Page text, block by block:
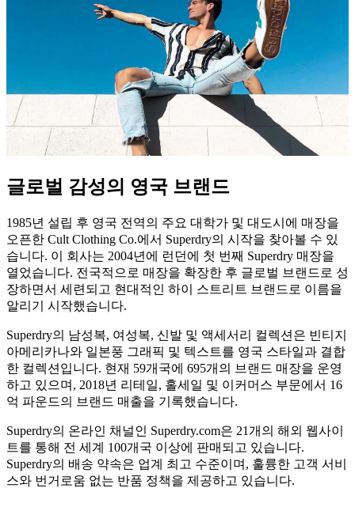
글로벌 감성의 영국 브랜드
1985년 설립 후 영국 전역의 주요 대학가 및 대도시에 매장을
오픈한 Cult Clothing Co.에서 Superdry의 시작을 찾아볼 수 있
습니다. 이 회사는 2004년에 런던에 첫 번째 Superdry 매장을
열었습니다. 전국적으로 매장을 확장한 후 글로벌 브랜드로 성
장하면서 세련되고 현대적인 하이 스트리트 브랜드로 이름을
알리기 시작했습니다.
Superdry의 남성복, 여성복, 신발 및 액세서리 컬렉션은 빈티지
아메리카나와 일본풍 그래픽 및 텍스트를 영국 스타일과 결합
한 컬렉션입니다. 현재 59개국에 695개의 브랜드 매장을 운영
하고 있으며, 2018년 리테일, 홀세일 및 이커머스 부문에서 16
억 파운드의 브랜드 매출을 기록했습니다.
Superdry의 온라인 채널인 Superdry.com은 21개의 해외 웹사이
트를 통해 전 세계 100개국 이상에 판매되고 있습니다.
Superdry의 배송 약속은 업계 최고 수준이며, 훌륭한 고객 서비
스와 번거로움 없는 반품 정책을 제공하고 있습니다.